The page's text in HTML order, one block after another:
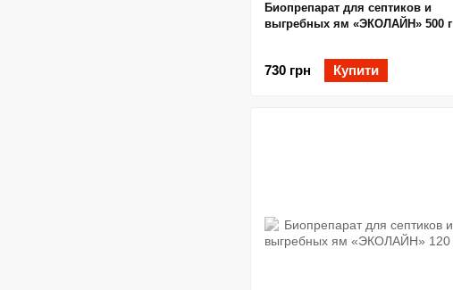
Биопрепарат для септиков и
выгребных ям «ЭКОЛАЙН» 500 г
730 грн Купити